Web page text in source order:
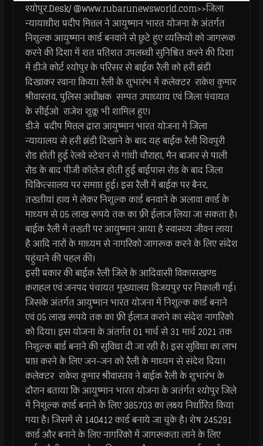
श्योपुर.Desk/ @www.rubarunewsworld.com>>जिला
न्यायाधीश प्रदीप मित्तल ने आयुष्मान भारत योजना के अंतर्गत
निशुल्क आयुष्मान कार्ड बनवाने से छूटे हुए व्यक्तियों को जागरूक
करने की दिशा में शत प्रतिशत उपलब्धी सुनिश्चित करने की दिशा
में डीजे कोर्ट श्योपुर के परिसर से बाईक रैली को हरी झंडी
दिखाकर रवाना किया। रैली के शुभारंभ में कलेक्टर राकेश कुमार
श्रीवास्तव, पुलिस अधीक्षक सम्पत उपाध्याय एवं जिला पंचायत
के सीईओ राजेश शुक्ल भी शामिल हुए।
डीजे प्रदीप मित्तल द्वारा आयुष्मान भारत योजना में जिला
न्यायालय से हरी झंडी दिखाने के बाद यह बाईक रैली शिवपुरी
रोड होती हुई रेलवे स्टेशन से गांधी चौराहा, मैन बाजार से पाली
रोड के बाद पीजी कॉलेज होती हुई बाईपास रोड के बाद जिला
चिकित्सालय पर समाप्त हुई। इस रैली में बाईक पर बैनर,
तख्तीयां हाथ मे लेकर निशुल्क कार्ड बनवाने के अलावा कार्ड के
माध्यम से 05 लाख रूपये तक का फ्री ईलाज लिया जा सकता है।
बाईक रैली में तख्ती पर आयुष्मान आया है स्वास्थ्य जीवन लाया
है आदि नारों के माध्यम से नागरिको जागरूक करने के लिए संदेश
पहुंचाने की पहल की।
इसी प्रकार की बाईक रैली जिले के आदिवासी विकासखण्ड
कराहल एवं जनपद पंचायत मुख्यालय विजयपुर पर निकाली गई।
जिसके अंतर्गत आयुष्मान भारत योजना में निशुल्क कार्ड बनाने
एवं 05 लाख रूपये तक का फ्री ईलाज कराने का संदेश नागरिको
को दिया। इस योजना के अंतर्गत 01 मार्च से 31 मार्च 2021 तक
निशुल्क बार्ड बनाने की सुविधा दी जा रही है। इस सुविधा का लाभ
प्राप्त करने के लिए जन-जन को रैली के माध्यम से संदेश दिया।
कलेक्टर राकेश कुमार श्रीवास्तव ने बाईक रैली के शुभारंभ के
दौरान बताया कि आयुष्मान भारत योजना के अतंर्गत श्योपुर जिले
में निशुल्क कार्ड बनाने के लिए 385703 का लक्ष्य निर्धारित किया
गया है। जिसमें से 140412 कार्ड बनाये जा चुके है। शेष 245291
कार्ड और बनाने के लिए नागरिको में जागरूकता लाने के लिए